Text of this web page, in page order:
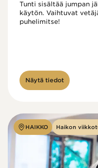
Tunti sisältää jumpan
käytön. Vaihtuvat
puhelimitse!
Näytä tiedot
HAIKKO Haikon